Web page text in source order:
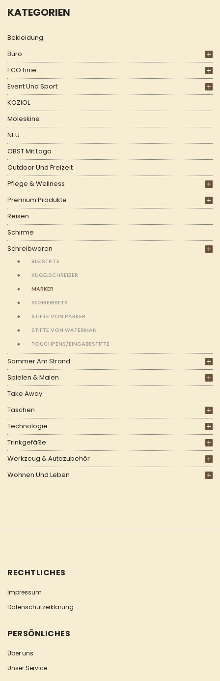
KATEGORIEN
Bekleidung
Büro
ECO Linie
Event Und Sport
KOZIOL
Moleskine
NEU
OBST Mit Logo
Outdoor Und Freizeit
Pflege & Wellness
Premium Produkte
Reisen
Schirme
Schreibwaren
BLEISTIFTE
KUGELSCHREIBER
MARKER
SCHREIBSETS
STIFTE VON PARKER
STIFTE VON WATERMAN
TOUCHPENS/EINGABESTIFTE
Sommer Am Strand
Spielen & Malen
Take Away
Taschen
Technologie
Trinkgefäße
Werkzeug & Autozubehör
Wohnen Und Leben
RECHTLICHES
Impressum
Datenschutzerklärung
PERSÖNLICHES
Über uns
Unser Service